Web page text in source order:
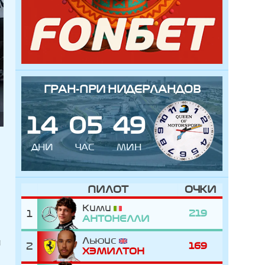
ГРАН-ПРИ НИДЕРЛАНДОВ
14
ДНИ
05
ЧАС
49
МИН
ПИЛОТ ОЧКИ
1
Кими
АНТОНЕЛЛИ
219
2
Льюис
ХЭМИЛТОН
169